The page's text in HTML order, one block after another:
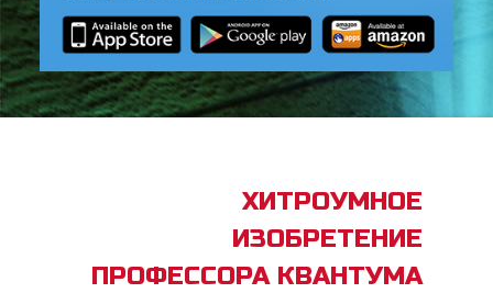
Bible App
ХИТРОУМНОЕ
ИЗОБРЕТЕНИЕ
ПРОФЕССОРА КВАНТУМА